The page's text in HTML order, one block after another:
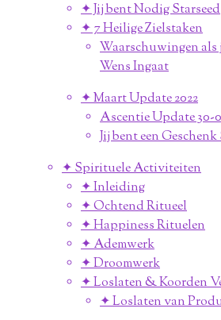
✦ Jij bent Nodig Starseed
✦ 7 Heilige Zielstaken
Waarschuwingen als
Wens Ingaat
✦ Maart Update 2022
Ascentie Update 30-
Jij bent een
✦ Spirituele Activiteiten
✦ Inleiding
✦ Ochtend Ritueel
✦ Happiness Rituelen
✦ Ademwerk
✦ Droomwerk
✦ Loslaten & Koorden
✦ Loslaten van